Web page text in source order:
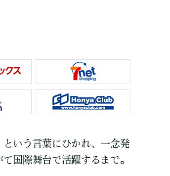
いう言葉にひかれ、一念発
国際舞台で活躍するまで。